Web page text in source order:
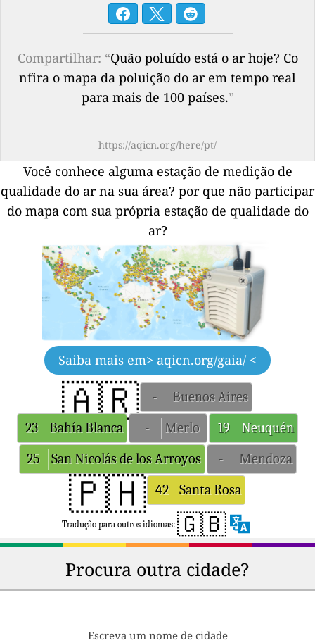
Compartilhar: “Quão poluído está o ar hoje? Co
nfira o mapa da poluição do ar em tempo real
para mais de 100 países.”
https://aqicn.org/here/pt/
Você conhece alguma estação de medição de
qualidade do ar na sua área? por que não participar
do mapa com sua própria estação de qualidade do
ar?
Saiba mais em> aqicn.org/gaia/ <
🇦🇷 -
Buenos Aires
23
Bahía Blanca - Merlo 19
Neuquén
25
San Nicolás de los Arroyos - Mendoza
🇵🇭 42 Santa Rosa
Tradução para outros idiomas: 🇬🇧
Procura outra cidade?
Escreva um nome de cidade